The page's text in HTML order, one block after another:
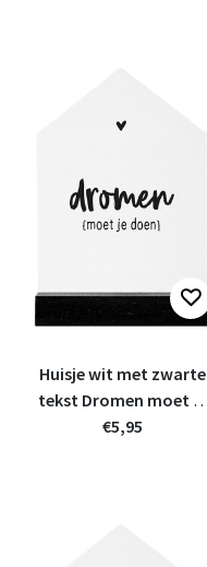
Huisje wit met zwarte
tekst Dromen moet je
doen - 11cm
€5,95